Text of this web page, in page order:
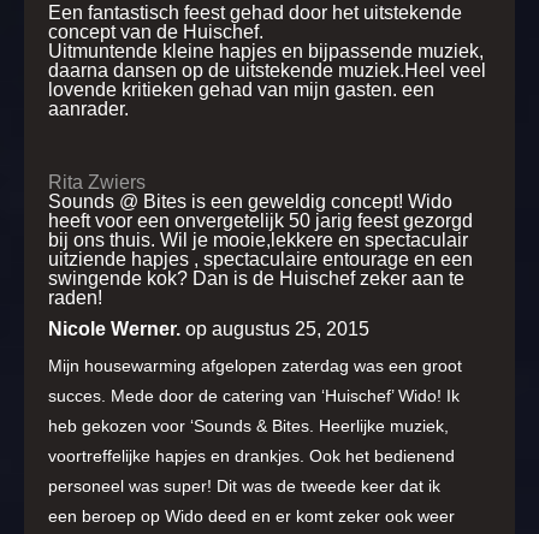
Een fantastisch feest gehad door het uitstekende
concept van de Huischef.
Uitmuntende kleine hapjes en bijpassende muziek,
daarna dansen op de uitstekende muziek.Heel veel
lovende kritieken gehad van mijn gasten. een
aanrader.
Rita Zwiers
Sounds @ Bites is een geweldig concept! Wido
heeft voor een onvergetelijk 50 jarig feest gezorgd
bij ons thuis. Wil je mooie,lekkere en spectaculair
uitziende hapjes , spectaculaire entourage en een
swingende kok? Dan is de Huischef zeker aan te
raden!
Nicole Werner. op augustus 25, 2015
Mijn housewarming afgelopen zaterdag was een groot
succes. Mede door de catering van ‘Huischef’ Wido! Ik
heb gekozen voor ‘Sounds & Bites. Heerlijke muziek,
voortreffelijke hapjes en drankjes. Ook het bedienend
personeel was super! Dit was de tweede keer dat ik
een beroep op Wido deed en er komt zeker ook weer